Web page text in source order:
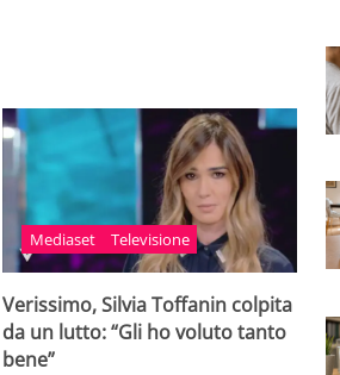
Mediaset Televisione
Verissimo, Silvia Toffanin colpita
da un lutto: “Gli ho voluto tanto
bene”